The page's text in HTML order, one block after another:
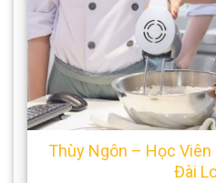
Thùy Ngôn – Học Viên
Đài